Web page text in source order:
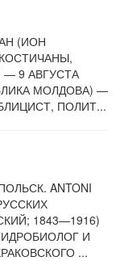
(ИОН
9 АВГУСТА
МОЛДОВА) —
ПОЛИТ...
ANTONI
1843—1916)
И
...